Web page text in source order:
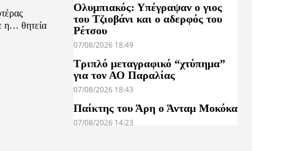
η… θητεία
Ολυμπιακός: Υπέγραψαν ο γιος
του Τζιοβάνι και ο αδερφός του
Ρέτσου
07/08/2026 18:49
Τριπλό μεταγραφικό “χτύπημα”
για τον ΑΟ Παραλίας
07/08/2026 18:43
Παίκτης του Άρη ο Άνταμ Μοκόκα
07/08/2026 14:23